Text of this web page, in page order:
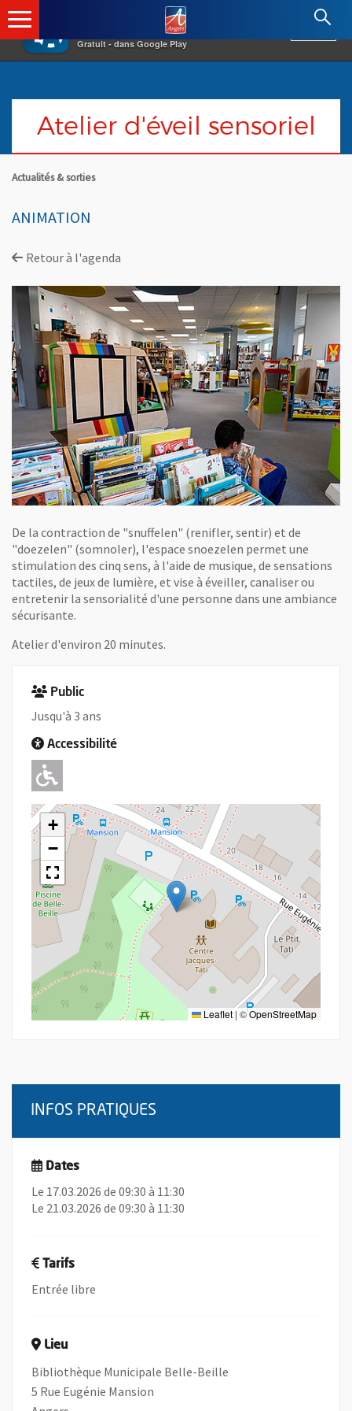
×
Gratuit - dans Google Play
Angers.fr : Retour à l'accueil
Atelier d'éveil sensoriel
Actualités & sorties
ANIMATION
Retour à l'agenda
De la contraction de "snuffelen" (renifler, sentir) et de
"doezelen" (somnoler), l'espace snoezelen permet une
stimulation des cinq sens, à l'aide de musique, de sensations
tactiles, de jeux de lumière, et vise à éveiller, canaliser ou
entretenir la sensorialité d'une personne dans une ambiance
sécurisante.
Atelier d'environ 20 minutes.
Public
Jusqu'à 3 ans
Accessibilité
Adapté pour l'handicap Moteur
+
−
Leaflet | ©OpenStreetMap
INFOS PRATIQUES
Dates
Le 17.03.2026 de 09:30 à 11:30
Le 21.03.2026 de 09:30 à 11:30
Tarifs
Entrée libre
Lieu
Bibliothèque Municipale Belle-Beille
5 Rue Eugénie Mansion